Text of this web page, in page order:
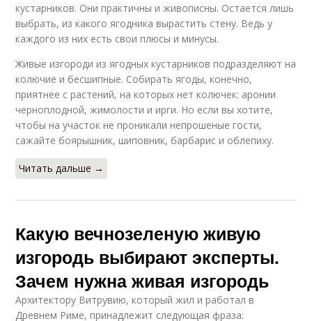
кустарников. Они практичны и живописны. Остается лишь
выбрать, из какого ягодника вырастить стену. Ведь у
каждого из них есть свои плюсы и минусы.
Живые изгороди из ягодных кустарников подразделяют на
колючие и бесшипные. Собирать ягоды, конечно,
приятнее с растений, на которых нет колючек: аронии
черноплодной, жимолости и ирги. Но если вы хотите,
чтобы на участок не проникали непрошеные гости,
сажайте боярышник, шиповник, барбарис и облепиху.
Читать дальше →
Какую вечнозеленую живую
изгородь выбирают эксперты.
Зачем нужна живая изгородь
Архитектору Витрувию, который жил и работал в
Древнем Риме, принадлежит следующая фраза: